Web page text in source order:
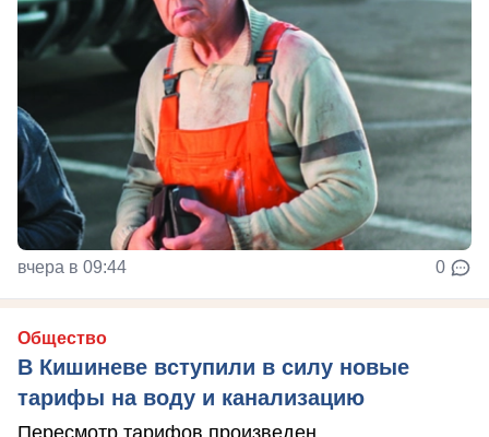
вчера в 09:44 0
Общество
В Кишиневе вступили в силу новые
тарифы на воду и канализацию